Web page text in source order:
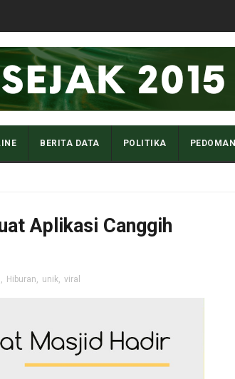
BERITA DATA POLITIKA PEDOMAN
Aplikasi Canggih
, Hiburan, unik, viral